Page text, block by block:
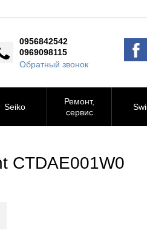
0956842542
0969098115
Обратный звонок
Seiko
Ремонт,
сервис
CTDAE001W0